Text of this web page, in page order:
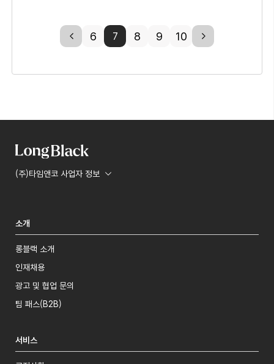
previous
6 7 8 9 10 next
(주)타임앤코 사업자 정보
소개
롱블랙 소개
인재채용
광고 및 협업 문의
팀 패스(B2B)
서비스